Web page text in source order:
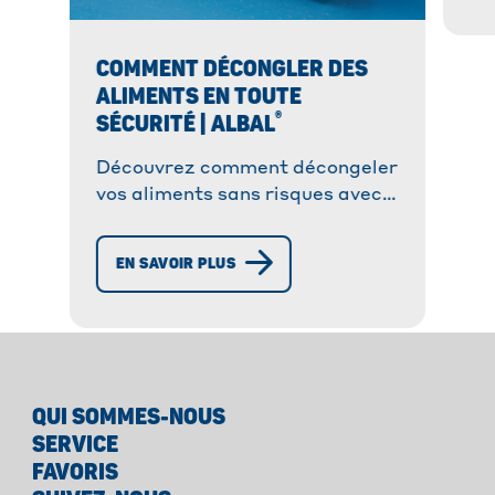
COMMENT DÉCONGLER DES
ALIMENTS EN TOUTE
SÉCURITÉ | ALBAL®
Découvrez comment décongeler
vos aliments sans risques avec
pour une décongélation sûre et
EN SAVOIR PLUS
QUI SOMMES-NOUS
SERVICE
FAVORIS